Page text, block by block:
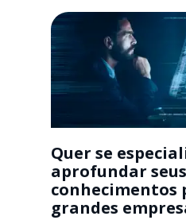
Quer se
aprofundar seus
conhecimentos
grandes